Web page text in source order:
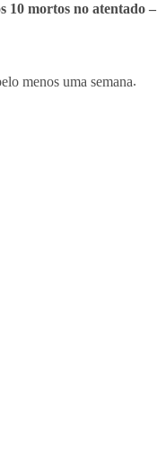
10 mortos no atentado –
menos uma semana.